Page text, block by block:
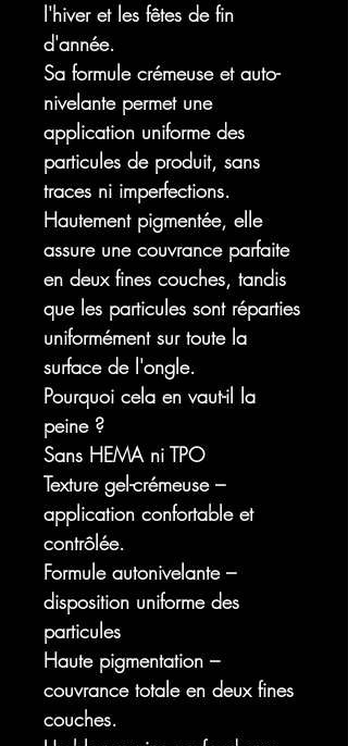
l'hiver et les fêtes de fin
d'année.
Sa formule crémeuse et auto-
nivelante permet une
application uniforme des
particules de produit, sans
traces ni imperfections.
Hautement pigmentée, elle
assure une couvrance parfaite
en deux fines couches, tandis
que les particules sont réparties
uniformément sur toute la
surface de l'ongle.
Pourquoi cela en vaut-il la
peine ?
Sans HEMA ni TPO
Texture gel-crémeuse –
application confortable et
contrôlée.
Formule autonivelante –
disposition uniforme des
particules
Haute pigmentation –
couvrance totale en deux fines
couches.